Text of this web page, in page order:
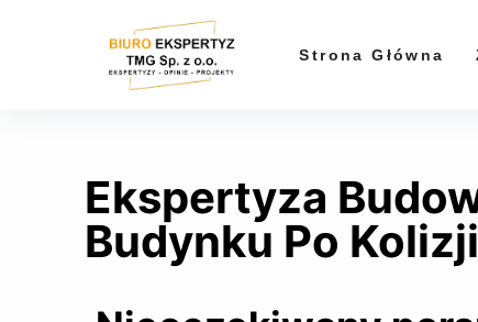
Strona Główna
Ekspertyza
Budynku Po